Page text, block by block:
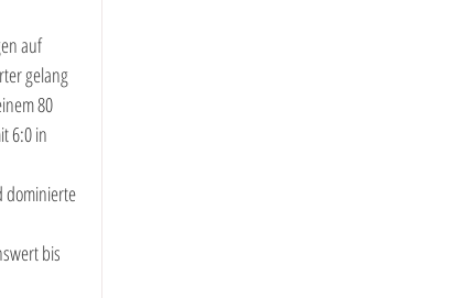
auf
gelang
80
6:0 in
dominierte
bis